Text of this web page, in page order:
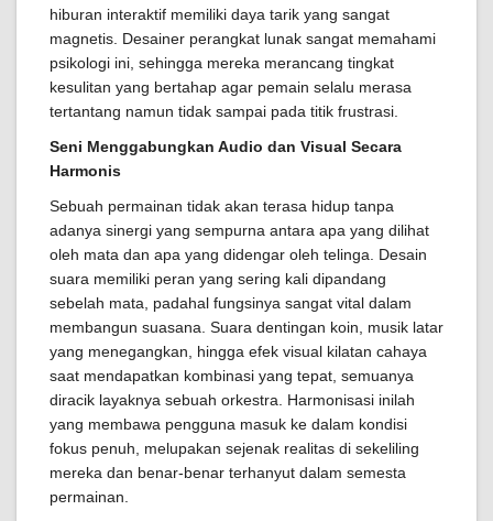
hiburan interaktif memiliki daya tarik yang sangat
magnetis. Desainer perangkat lunak sangat memahami
psikologi ini, sehingga mereka merancang tingkat
kesulitan yang bertahap agar pemain selalu merasa
tertantang namun tidak sampai pada titik frustrasi.
Seni Menggabungkan Audio dan Visual Secara
Harmonis
Sebuah permainan tidak akan terasa hidup tanpa
adanya sinergi yang sempurna antara apa yang dilihat
oleh mata dan apa yang didengar oleh telinga. Desain
suara memiliki peran yang sering kali dipandang
sebelah mata, padahal fungsinya sangat vital dalam
membangun suasana. Suara dentingan koin, musik latar
yang menegangkan, hingga efek visual kilatan cahaya
saat mendapatkan kombinasi yang tepat, semuanya
diracik layaknya sebuah orkestra. Harmonisasi inilah
yang membawa pengguna masuk ke dalam kondisi
fokus penuh, melupakan sejenak realitas di sekeliling
mereka dan benar-benar terhanyut dalam semesta
permainan.